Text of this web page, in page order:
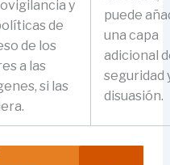
y
de
de los
a las
si las
puede
una capa
adicional
seguridad
disuasión.